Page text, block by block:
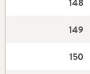
148
149
150